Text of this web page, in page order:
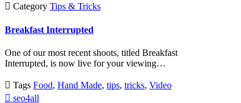
 Category Tips & Tricks
Breakfast Interrupted
One of our most recent shoots, titled Breakfast
Interrupted, is now live for your viewing…
 Tags Food, Hand Made, tips, tricks, Video
 seo4all